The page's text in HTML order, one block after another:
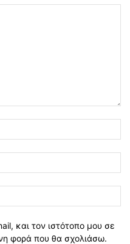
και τον ιστότοπο μου σε
φορά που θα σχολιάσω.